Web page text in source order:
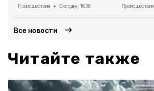
Происшествия Сегодня, 16:36 Происшествия
Все новости
Читайте также